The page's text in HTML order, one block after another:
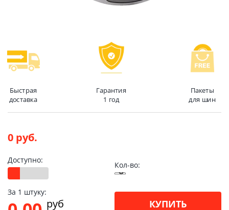
Быстрая
доставка
Гарантия
1 год
Пакеты
для шин
0 руб.
Доступно:
Кол-во:
За 1 штуку:
pуб КУПИТЬ